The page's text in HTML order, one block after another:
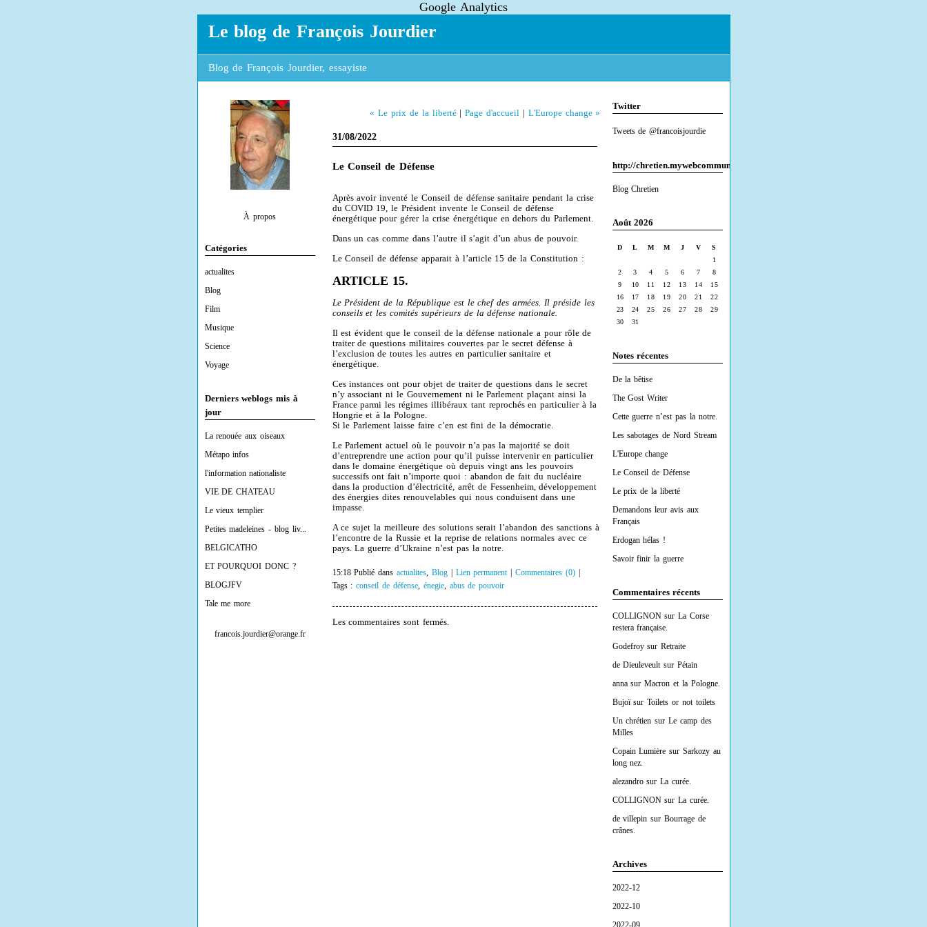
Google Analytics
Le blog de François Jourdier
Blog de François Jourdier, essayiste
À propos
Catégories
actualites
Blog
Film
Musique
Science
Voyage
Derniers weblogs mis à
jour
La renouée aux oiseaux
Métapo infos
l'information nationaliste
VIE DE CHATEAU
Le vieux templier
Petites madeleines - blog liv...
BELGICATHO
ET POURQUOI DONC ?
BLOGJFV
Tale me more
francois.jourdier@orange.fr
Twitter
Tweets de @francoisjourdie
http://chretien.mywebcommunity.org/
Blog Chretien
Août 2026
D L M M J V
S
1
2
3 4 5 6 7
8
9
10 11 12 13 14
15
16
17 18 19 20 21
22
23
24 25 26 27 28
29
30
31
Notes récentes
De la bêtise
The Gost Writer
Cette guerre n’est pas la notre.
Les sabotages de Nord Stream
L'Europe change
Le Conseil de Défense
Le prix de la liberté
Demandons leur avis aux
Français
Erdogan hélas !
Savoir finir la guerre
Commentaires récents
COLLIGNONsurLa Corse
restera française.
GodefroysurRetraite
de DieuleveultsurPétain
annasurMacron et la Pologne.
BujoïsurToilets or not toilets
Un chrétien surLe camp des
Milles
Copain Lumiėre surSarkozy au
long nez.
alezandrosurLa curée.
COLLIGNONsurLa curée.
de villepin surBourrage de
crânes.
Archives
2022-12
2022-10
2022-09
« Le prix de la liberté|Page d'accueil L'Europe change »
31/08/2022
Le Conseil de Défense
Après avoir inventé le Conseil de défense sanitaire pendant la crise
du COVID 19, le Président invente le Conseil de défense
énergétique pour gérer la crise énergétique en dehors du Parlement.
Dans un cas comme dans l’autre il s’agit d’un abus de pouvoir.
Le Conseil de défense apparait à l’article 15 de la Constitution :
ARTICLE 15.
Le Président de la République est le chef des armées. Il préside les
conseils et les comités supérieurs de la défense nationale.
Il est évident que le conseil de la défense nationale a pour rôle de
traiter de questions militaires couvertes par le secret défense à
l’exclusion de toutes les autres en particulier sanitaire et
énergétique.
Ces instances ont pour objet de traiter de questions dans le secret
n’y associant ni le Gouvernement ni le Parlement plaçant ainsi la
France parmi les régimes illibéraux tant reprochés en particulier à la
Hongrie et à la Pologne.
Si le Parlement laisse faire c’en est fini de la démocratie.
Le Parlement actuel où le pouvoir n’a pas la majorité se doit
d’entreprendre une action pour qu’il puisse intervenir en particulier
dans le domaine énergétique où depuis vingt ans les pouvoirs
successifs ont fait n’importe quoi : abandon de fait du nucléaire
dans la production d’électricité, arrêt de Fessenheim, développement
des énergies dites renouvelables qui nous conduisent dans une
impasse.
A ce sujet la meilleure des solutions serait l’abandon des sanctions à
l’encontre de la Russie et la reprise de relations normales avec ce
pays. La guerre d’Ukraine n’est pas la notre.
15:18 Publié dansactualites, Blog| Lien permanent|Commentaires (0)|
Tags :conseil de défense, énegie, abus de pouvoir
Les commentaires sont fermés.